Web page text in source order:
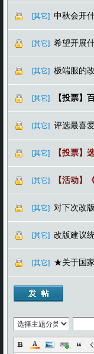
[其它] 中秋会开
[其它] 希望开展
[其它] 极端服的
[其它] 【投票】
[其它] 评选最喜
[其它] 【投票】
[其它] 【活动】
[其它] 对下次改
[其它] 改版建议
[其它] ★关于国